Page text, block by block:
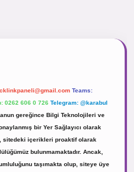
Teams:
0262 606 0 726 Telegram: @karabul
gereğince Bilgi Teknolojileri ve
bir Yer Sağlayıcı olarak
sitedeki içerikleri proaktif olarak
bulunmamaktadır. Ancak,
taşımakta olup, siteye üye